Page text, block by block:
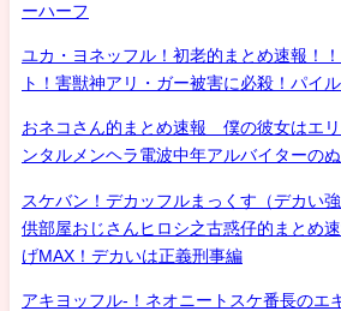
ーハーフ
ユカ・ヨネッフル！初老的まとめ速報！
ト！害獣神アリ・ガー被害に必殺！パイ
おネコさん的まとめ速報 僕の彼女はエ
ンタルメンヘラ電波中年アルバイターの
スケバン！デカッフルまっくす（デカい
供部屋おじさんヒロシ之古惑仔的まとめ
げMAX！デカいは正義刑事編
アキヨッフル-！ネオニートスケ番長のエ